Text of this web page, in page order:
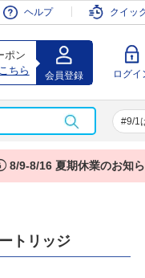
ヘルプ クイッ
ポン
こちら 会員登録 ログイ
9/1
会員登録
8/9-8/16 夏期休業のお知
トリッジ